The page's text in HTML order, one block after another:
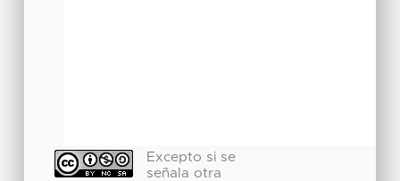
Excepto si se
señala otra